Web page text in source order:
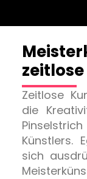
Zeitlose
die
Künstlers.
sich